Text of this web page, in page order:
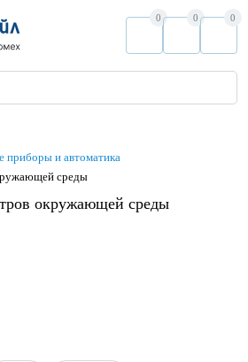
0 0 0
приборы и автоматика
среды
окружающей среды